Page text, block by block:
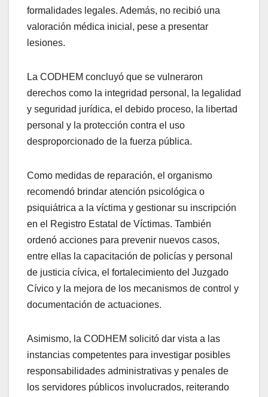
formalidades legales. Además, no recibió una
valoración médica inicial, pese a presentar
lesiones.
La CODHEM concluyó que se vulneraron
derechos como la integridad personal, la legalidad
y seguridad jurídica, el debido proceso, la libertad
personal y la protección contra el uso
desproporcionado de la fuerza pública.
Como medidas de reparación, el organismo
recomendó brindar atención psicológica o
psiquiátrica a la víctima y gestionar su inscripción
en el Registro Estatal de Víctimas. También
ordenó acciones para prevenir nuevos casos,
entre ellas la capacitación de policías y personal
de justicia cívica, el fortalecimiento del Juzgado
Cívico y la mejora de los mecanismos de control y
documentación de actuaciones.
Asimismo, la CODHEM solicitó dar vista a las
instancias competentes para investigar posibles
responsabilidades administrativas y penales de
los servidores públicos involucrados, reiterando